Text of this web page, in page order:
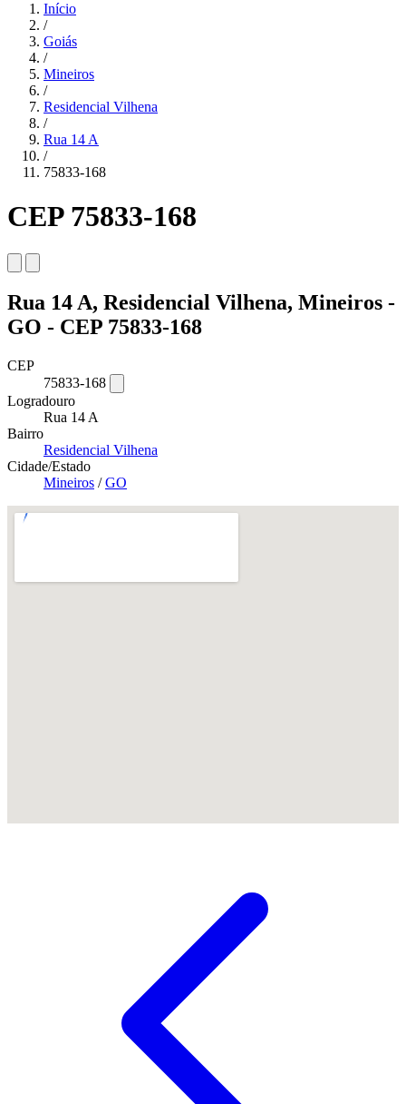
Início
/
Goiás
/
Mineiros
/
Residencial Vilhena
/
Rua 14 A
/
75833-168
CEP 75833-168
Rua 14 A, Residencial Vilhena, Mineiros -
GO - CEP 75833-168
CEP
75833-168
Logradouro
Rua 14 A
Bairro
Residencial Vilhena
Cidade/Estado
Mineiros /GO